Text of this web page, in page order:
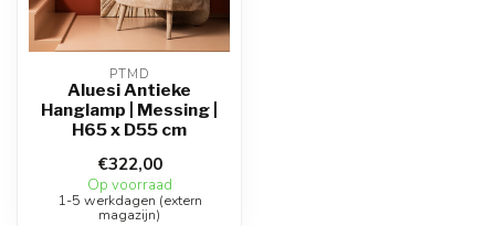
PTMD
Aluesi Antieke
Hanglamp | Messing |
H65 x D55 cm
€322,00
Op voorraad
1-5 werkdagen (extern
magazijn)